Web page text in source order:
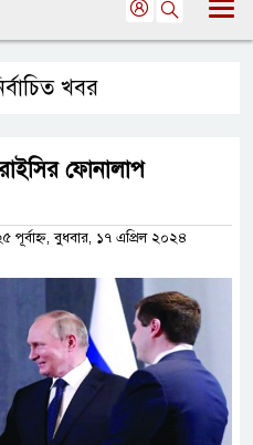
খবর
ফোনালাপ
বুধবার, ১৭ এপ্রিল ২০২৪